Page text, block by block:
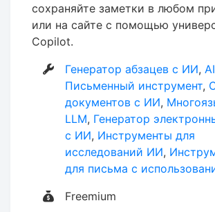
сохраняйте заметки в любом
или на сайте с помощью
Copilot.
Генератор абзацев с ИИ,
Письменный инструмент,
документов с ИИ,
LLM, Генератор
с ИИ, Инструменты для
исследований ИИ,
для письма с
Freemium